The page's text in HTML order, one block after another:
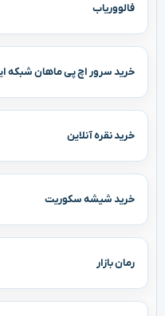
فالووریاب
خرید سرور اچ پی ماهان شبکه
خرید نقره آنلاین
خرید شیشه سکوریت
رمان بازار